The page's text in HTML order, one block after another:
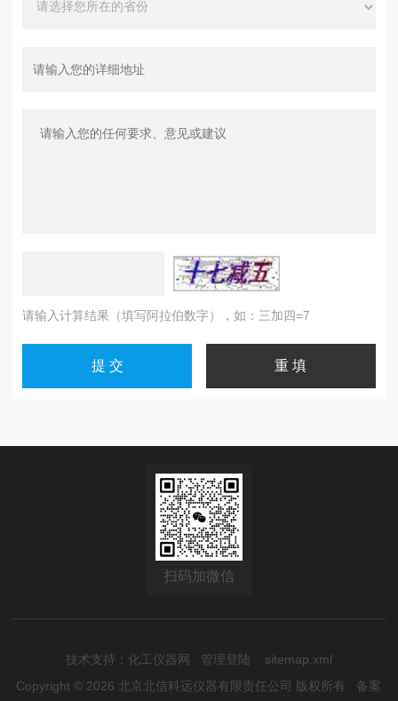
请输入计算结果（填写阿拉伯数字），如：三加四=7
扫码加微信
技术支持： 化工仪器网 管理登陆
sitemap.xml
Copyright © 2026 北京北信科远仪器有限责任公司 版权所有 备案